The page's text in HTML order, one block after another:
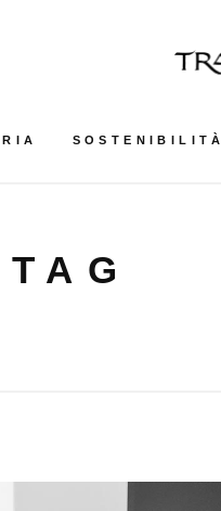
SOSTENIBILITÀ